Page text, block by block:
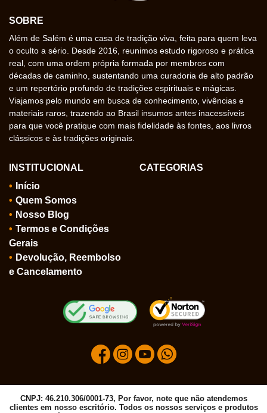
SOBRE
Além de Salém é uma casa de tradição viva, feita para quem leva
o oculto a sério. Desde 2016, reunimos estudo rigoroso e prática
real, com uma ordem própria formada por membros com
décadas de caminho, sustentando uma curadoria de alto padrão
e um repertório profundo de tradições espirituais e mágicas.
Viajamos pelo mundo em busca de conhecimento, vivências e
materiais raros, trazendo ao Brasil insumos antes inacessíveis
para que você pratique com mais fidelidade às fontes, aos livros
clássicos e às tradições originais.
INSTITUCIONAL
Início
Quem Somos
Nosso Blog
Termos e Condições
Gerais
Devolução, Reembolso
e Cancelamento
CATEGORIAS
CNPJ: 46.210.306/0001-73, Por favor, note que não atendemos
clientes em nosso escritório. Todos os nossos serviços e produtos